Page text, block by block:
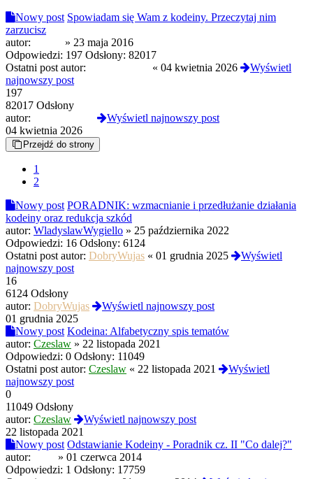
Nowy post Spowiadam się Wam z kodeiny. Przeczytaj nim
zarzucisz
autor:
» 23 maja 2016
Odpowiedzi: 197 Odsłony: 82017
Ostatni post autor:
« 04 kwietnia 2026
Wyświetl
najnowszy post
197
82017 Odsłony
autor:
Wyświetl najnowszy post
04 kwietnia 2026
Przejdź do strony
1
2
Nowy post PORADNIK: wzmacnianie i przedłużanie działania
kodeiny oraz redukcja szkód
autor: WladyslawWygiello » 25 października 2022
Odpowiedzi: 16 Odsłony: 6124
Ostatni post autor: DobryWujas « 01 grudnia 2025
Wyświetl
najnowszy post
16
6124 Odsłony
autor: DobryWujas
Wyświetl najnowszy post
01 grudnia 2025
Nowy post Kodeina: Alfabetyczny spis tematów
autor: Czeslaw » 22 listopada 2021
Odpowiedzi: 0 Odsłony: 11049
Ostatni post autor: Czeslaw « 22 listopada 2021
Wyświetl
najnowszy post
0
11049 Odsłony
autor: Czeslaw
Wyświetl najnowszy post
22 listopada 2021
Nowy post Odstawianie Kodeiny - Poradnik cz. II "Co dalej?"
autor:
» 01 czerwca 2014
Odpowiedzi: 1 Odsłony: 17759